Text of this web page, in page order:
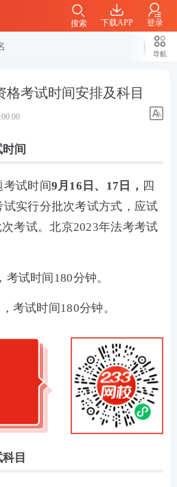
下载APP 登录
搜索
导航
格考试时间安排及科目
间
考试时间9月16日、17日 ， 四
试实行分批次考试方式，应试
考试。北京2023年法考考试
试时间180分钟。
考试时间180分钟。
目